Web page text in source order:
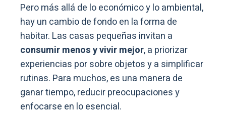
Pero más allá de lo económico y lo ambiental,
hay un cambio de fondo en la forma de
habitar. Las casas pequeñas invitan a
consumir menos y vivir mejor, a priorizar
experiencias por sobre objetos y a simplificar
rutinas. Para muchos, es una manera de
ganar tiempo, reducir preocupaciones y
enfocarse en lo esencial.